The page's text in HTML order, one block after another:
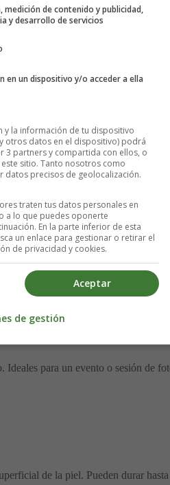
muy currados, desde geométricos
semanas. Se aplica como una pasta
amazónica, y dura unos 10-15 días.
para un evento o sesión de
de la piel. Pueden durar
medición de contenido y publicidad,
y desarrollo de servicios
en un dispositivo y/o acceder a ella
y la información de tu dispositivo
otros datos en el dispositivo) podrá
3 partners y compartida con ellos, o
sitio. Tanto nosotros como
datos precisos de geolocalización.
traten tus datos personales en
a lo que puedes oponerte
En la parte inferior de esta
un enlace para gestionar o retirar el
de privacidad y cookies.
Aceptar
de gestión